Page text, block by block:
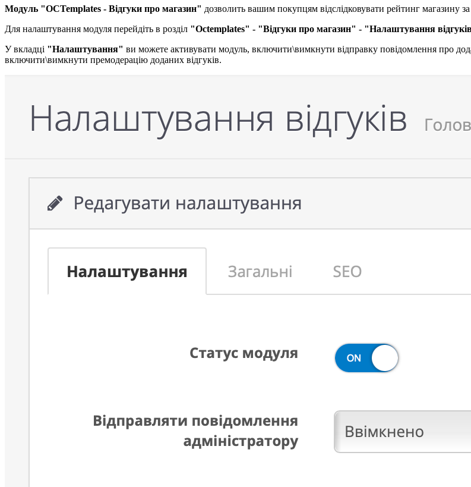
Модуль "OCTemplates - Відгуки про магазин" дозволить вашим покупцям відслідковувати рейтинг магазину
Для налаштування модуля перейдіть в розділ "Octemplates" - "Відгуки про магазин" - "Налаштування
У вкладці "Налаштування" ви можете активувати модуль, включити\вимкнути відправку повідомлення про
включити\вимкнути премодерацію доданих відгуків.